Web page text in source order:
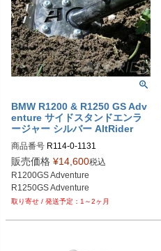
BMW R1200 & R1250 GS Adv
enture サイドスタンドエンラ
ージャー シルバー AltRider
商品番号 R114-0-1131
alt_R114-0-1131
販売価格 ¥14,600税込
R1200GS Adventure
R1250GS Adventure
1～2ヶ月